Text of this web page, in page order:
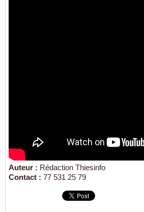
Auteur : Rédaction Thiesinfo
Contact : 77 531 25 79